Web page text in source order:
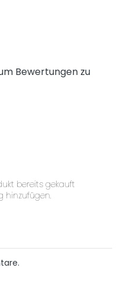
Bewertungen zu
bereits gekauft
hinzufügen.